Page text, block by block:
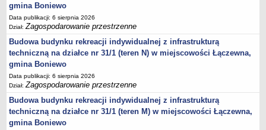
Obwieszczenia,Zawiadomienia, sprawozdania ochrony środowiska
Decyzje o środowiskowych uwarunkowaniach
REWITALIZACJA GMINY BONIEWO
Aktualności
konkursy
Podręcznik PPWOW
Plan działania
Strategia Rozwiązywania Problemów Społecznych
gmina Boniewo
Data publikacji: 6 sierpnia 2026
Dział:Zagospodarowanie przestrzenne
Budowa budynku rekreacji indywidualnej z infrastrukturą
techniczną na działce nr 31/1 (teren N) w miejscowości Łączewna,
gmina Boniewo
Data publikacji: 6 sierpnia 2026
Dział:Zagospodarowanie przestrzenne
Budowa budynku rekreacji indywidualnej z infrastrukturą
techniczną na działce nr 31/1 (teren M) w miejscowości Łączewna,
gmina Boniewo